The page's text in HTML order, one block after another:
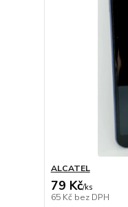
ALCATEL
79 Kč/ks
65 Kč bez DPH